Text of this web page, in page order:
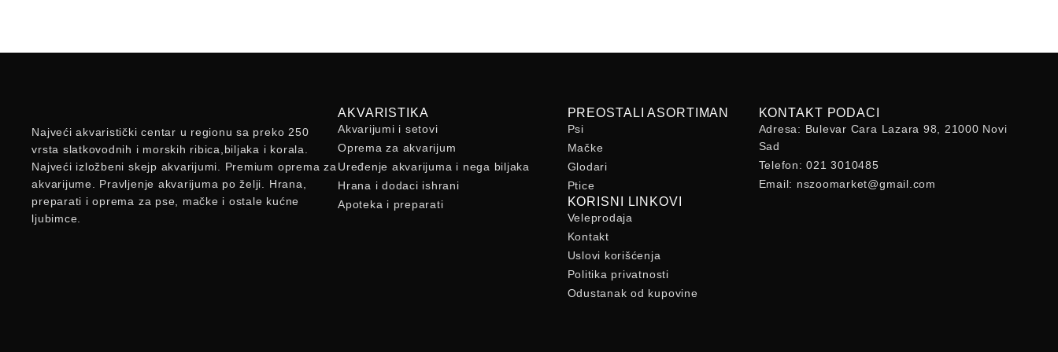
Najveći akvaristički centar u regionu sa preko 250
vrsta slatkovodnih i morskih ribica,biljaka i korala.
Najveći izložbeni skejp akvarijumi. Premium oprema za
akvarijume. Pravljenje akvarijuma po želji. Hrana,
preparati i oprema za pse, mačke i ostale kućne
ljubimce.
AKVARISTIKA
Akvarijumi i setovi
Oprema za akvarijum
Uređenje akvarijuma i nega biljaka
Hrana i dodaci ishrani
Apoteka i preparati
PREOSTALI ASORTIMAN
Psi
Mačke
Glodari
Ptice
KORISNI LINKOVI
Veleprodaja
Kontakt
Uslovi korišćenja
Politika privatnosti
Odustanak od kupovine
KONTAKT PODACI
Adresa: Bulevar Cara Lazara 98, 21000 Novi
Sad
Telefon: 021 3010485
Email: nszoomarket@gmail.com